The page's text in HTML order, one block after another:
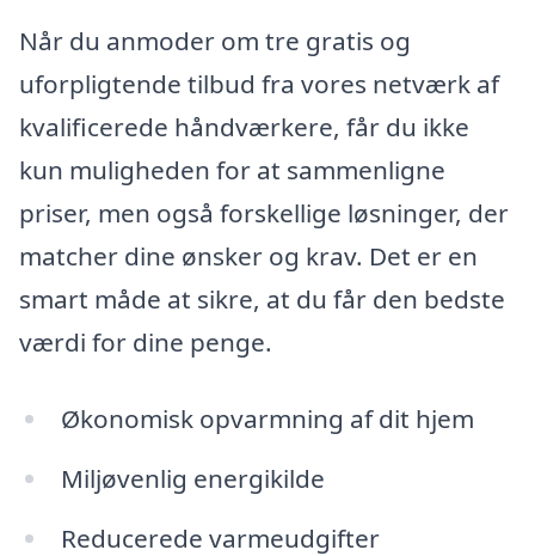
Når du anmoder om tre gratis og
uforpligtende tilbud fra vores netværk af
kvalificerede håndværkere, får du ikke
kun muligheden for at sammenligne
priser, men også forskellige løsninger, der
matcher dine ønsker og krav. Det er en
smart måde at sikre, at du får den bedste
værdi for dine penge.
Økonomisk opvarmning af dit hjem
Miljøvenlig energikilde
Reducerede varmeudgifter